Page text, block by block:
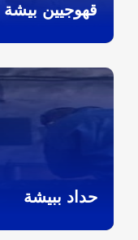
قهوجيين بيشة
حداد ببيشة